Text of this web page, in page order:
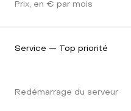
Prix, en € par mois
Service — Top priorité
Redémarrage du serveur